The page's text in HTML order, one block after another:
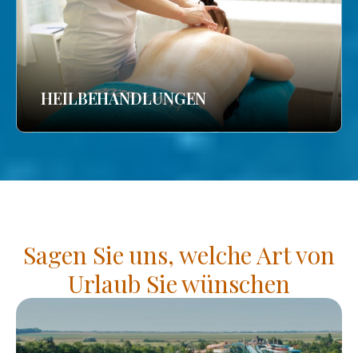
HEILBEHANDLUNGEN
Sagen Sie uns, welche Art von
Urlaub Sie wünschen